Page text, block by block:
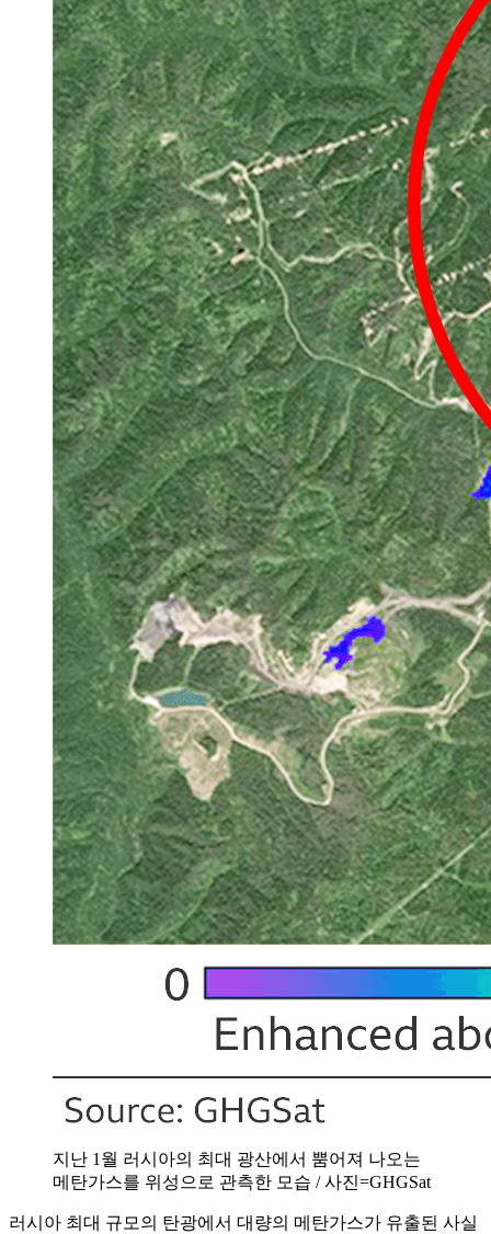
지난 1월 러시아의 최대 광산에서 뿜어져 나오는
메탄가스를 위성으로 관측한 모습 / 사진=GHGSat
러시아 최대 규모의 탄광에서 대량의 메탄가스가 유출된 사실